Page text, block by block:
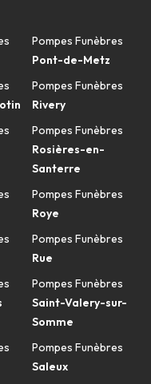
Pompes Funèbres
Pont-de-Metz
Pompes Funèbres
Rivery
Pompes Funèbres
Rosières-en-
Santerre
Pompes Funèbres
Roye
Pompes Funèbres
Rue
Pompes Funèbres
Saint-Valery-sur-
Somme
Pompes Funèbres
Saleux